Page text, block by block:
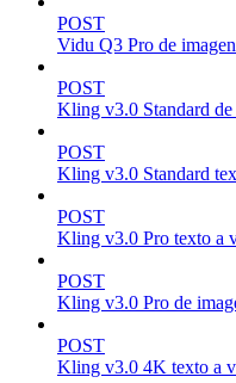
POST
Vidu Q3 Pro de
POST
Kling v3.0 Standard
POST
Kling v3.0 Standard
POST
Kling v3.0 Pro texto a
POST
Kling v3.0 Pro de
POST
Kling v3.0 4K texto a